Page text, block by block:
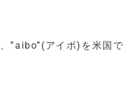
”aibo”(アイボ)を米国で